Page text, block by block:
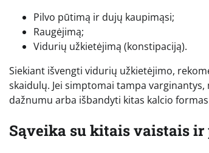
Pilvo pūtimą ir dujų kaupimąsi;
Raugėjimą;
Vidurių užkietėjimą (konstipaciją).
Siekiant išvengti vidurių užkietėjimo,
skaidulų. Jei simptomai tampa
dažnumu arba išbandyti kitas kalcio
Sąveika su kitais vaistais